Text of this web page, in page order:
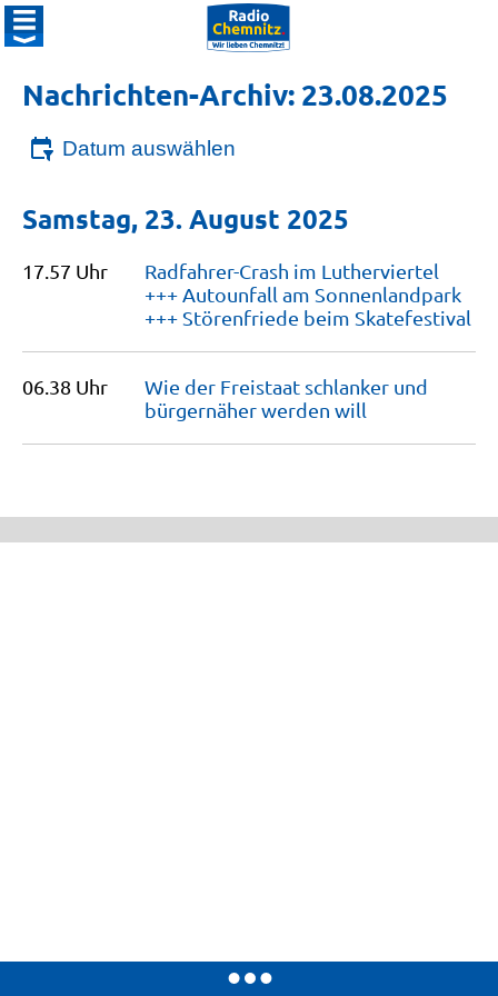
Nachrichten-Archiv: 23.08.2025
Datum auswählen
Samstag, 23. August 2025
17.57 Uhr
Radfahrer-Crash im Lutherviertel
+++ Autounfall am Sonnenlandpark
+++ Störenfriede beim Skatefestival
06.38 Uhr
Wie der Freistaat schlanker und
bürgernäher werden will